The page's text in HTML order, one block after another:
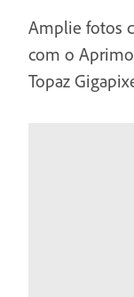
Amplie fotos
com o
Topaz